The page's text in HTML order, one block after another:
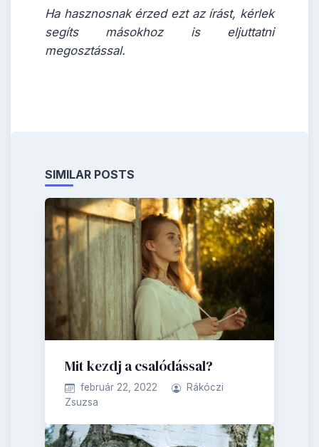
Ha hasznosnak érzed ezt az írást, kérlek
segíts másokhoz is eljuttatni
megosztással.
SIMILAR POSTS
Mit kezdj a csalódással?
február 22, 2022
Rákóczi
Zsuzsa